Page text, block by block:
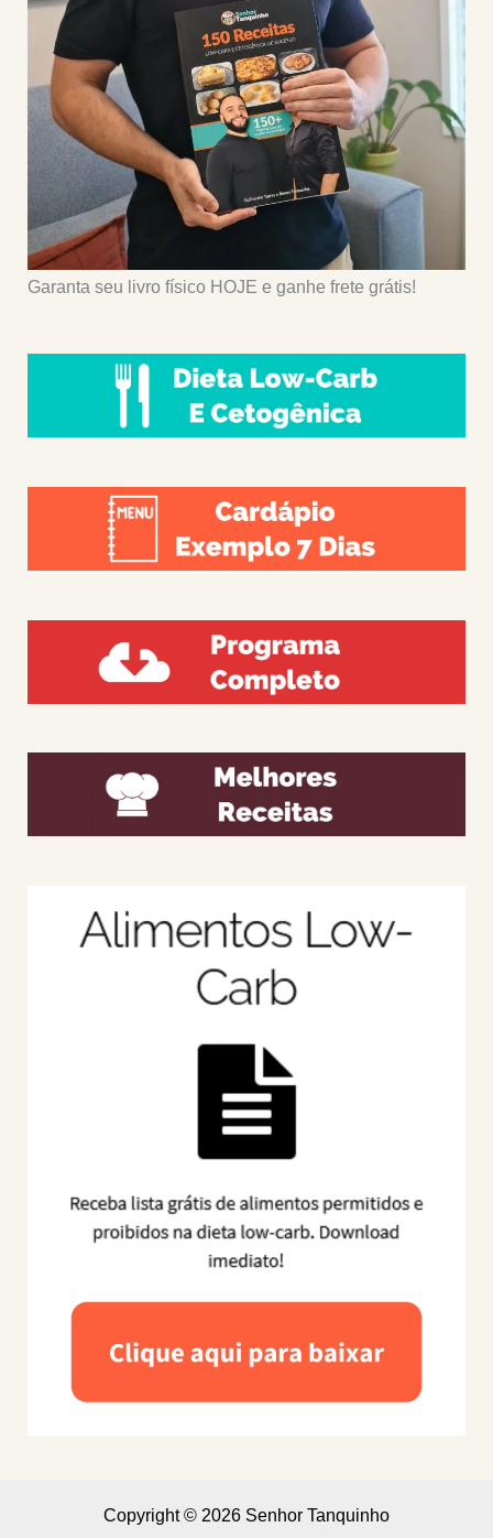
Garanta seu livro físico HOJE e ganhe frete grátis!
Copyright © 2026 Senhor Tanquinho